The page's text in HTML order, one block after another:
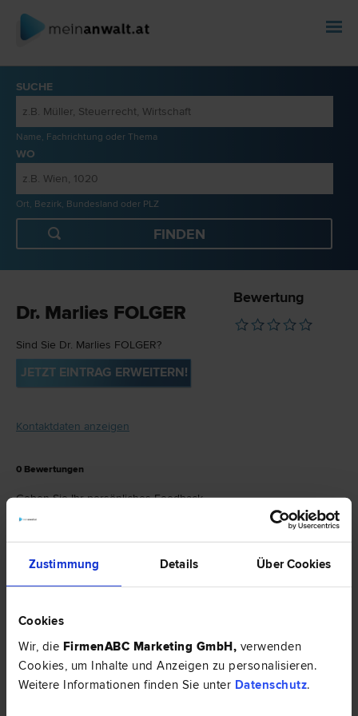
Zustimmung Details Über Cookies
Cookies
Wir, die FirmenABC Marketing GmbH, verwenden
Cookies, um Inhalte und Anzeigen zu personalisieren.
Weitere Informationen finden Sie unter Datenschutz.
SUCHE
Name, Fachrichtung oder Thema
WO
Ort, Bezirk, Bundesland oder PLZ
Dr. Marlies FOLGER
Sind Sie Dr. Marlies FOLGER?
JETZT EINTRAG ERWEITERN!
Kontaktdaten anzeigen
Bewertung
0 Bewertungen
Geben Sie Ihr persönliches Feedback.
Verkehrs­recht
Verwaltungsstraf­recht| Urheber­recht|
Schadenersatz- und Gewährleistungs­recht
Marken­recht|Patent­recht.